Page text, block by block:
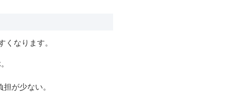
くなります。
が少ない。